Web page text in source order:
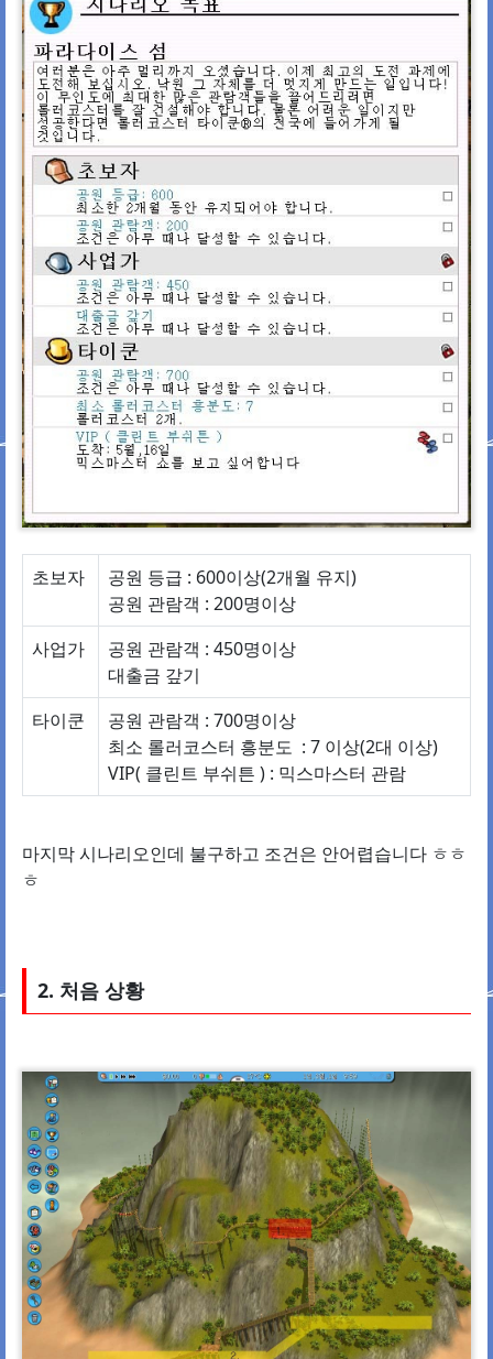
초보자
공원 등급 : 600이상(2개월 유지)
공원 관람객 : 200명이상
사업가
공원 관람객 : 450명이상
대출금 갚기
타이쿤
공원 관람객 : 700명이상
최소 롤러코스터 흥분도 : 7 이상(2대 이상)
VIP( 클린트 부쉬튼 ) : 믹스마스터 관람
마지막 시나리오인데 불구하고 조건은 안어렵습니다 ㅎㅎ
ㅎ
2. 처음 상황